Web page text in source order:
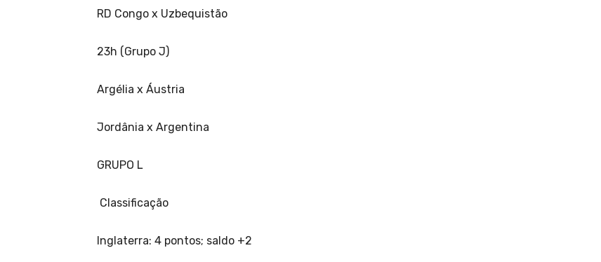
RD Congo x Uzbequistão
23h (Grupo J)
Argélia x Áustria
Jordânia x Argentina
GRUPO L
Classificação
Inglaterra: 4 pontos; saldo +2